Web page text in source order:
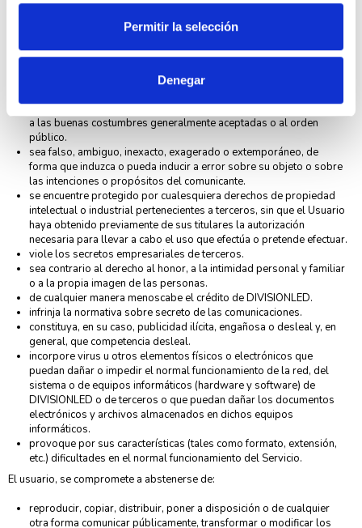
Permitir la selección
Denegar
ley, a la moral y buenas costumbres generalmente aceptadas o al
induzca, incite o promueva actuaciones, actitudes o pensamientos
discriminatorios por razón de sexo, raza, religión, creencias, edad
incorpore, ponga a disposición o permita acceder a productos,
nocivos, degradantes o, en general, contrarios a la ley, a la moral y
a las buenas costumbres generalmente aceptadas o al orden
público.
sea falso, ambiguo, inexacto, exagerado o extemporáneo, de
forma que induzca o pueda inducir a error sobre su objeto o sobre
las intenciones o propósitos del comunicante.
se encuentre protegido por cualesquiera derechos de propiedad
intelectual o industrial pertenecientes a terceros, sin que el Usuario
haya obtenido previamente de sus titulares la autorización
necesaria para llevar a cabo el uso que efectúa o pretende efectuar.
viole los secretos empresariales de terceros.
sea contrario al derecho al honor, a la intimidad personal y familiar
o a la propia imagen de las personas.
de cualquier manera menoscabe el crédito de DIVISIONLED.
infrinja la normativa sobre secreto de las comunicaciones.
constituya, en su caso, publicidad ilícita, engañosa o desleal y, en
general, que competencia desleal.
incorpore virus u otros elementos físicos o electrónicos que
puedan dañar o impedir el normal funcionamiento de la red, del
sistema o de equipos informáticos (hardware y software) de
DIVISIONLED o de terceros o que puedan dañar los documentos
electrónicos y archivos almacenados en dichos equipos
informáticos.
provoque por sus características (tales como formato, extensión,
etc.) dificultades en el normal funcionamiento del Servicio.
El usuario, se compromete a abstenerse de:
reproducir, copiar, distribuir, poner a disposición o de cualquier
otra forma comunicar públicamente, transformar o modificar los